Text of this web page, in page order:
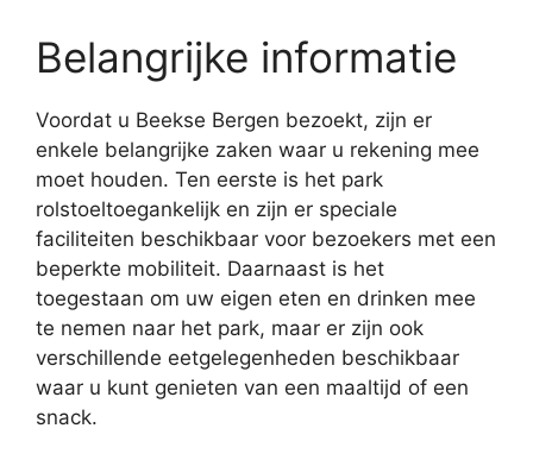
Belangrijke informatie
Voordat u Beekse Bergen bezoekt, zijn er
enkele belangrijke zaken waar u rekening mee
moet houden. Ten eerste is het park
rolstoeltoegankelijk en zijn er speciale
faciliteiten beschikbaar voor bezoekers met een
beperkte mobiliteit. Daarnaast is het
toegestaan om uw eigen eten en drinken mee
te nemen naar het park, maar er zijn ook
verschillende eetgelegenheden beschikbaar
waar u kunt genieten van een maaltijd of een
snack.